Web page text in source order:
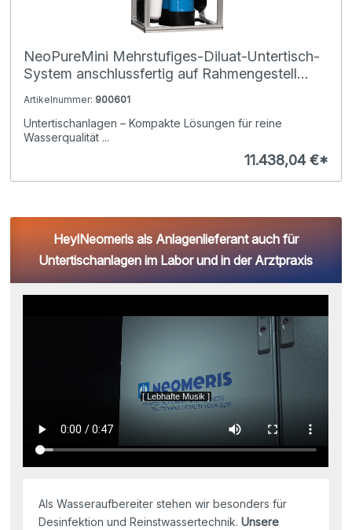
NeoPureMini Mehrstufiges-Diluat-Untertisch-
System anschlussfertig auf Rahmengestell
Artikelnummer: 900601
Untertischanlagen – Kompakte Lösungen für reine
Wasserqualität ...
11.438,04 €*
HeylNeomeris als Anlagenlieferant auch für
Untertischanlagen im Labor und in der Arztpraxis
Als Wasseraufbereiter stehen wir besonders für
Desinfektion und Reinstwassertechnik.Unsere